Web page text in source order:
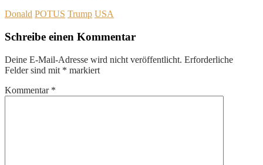
Donald POTUS Trump USA
Schreibe einen Kommentar
Deine E-Mail-Adresse wird nicht veröffentlicht. Erforderliche
Felder sind mit * markiert
Kommentar *